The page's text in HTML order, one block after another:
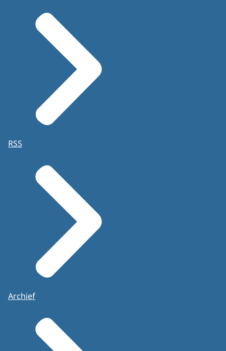
RSS
Archief